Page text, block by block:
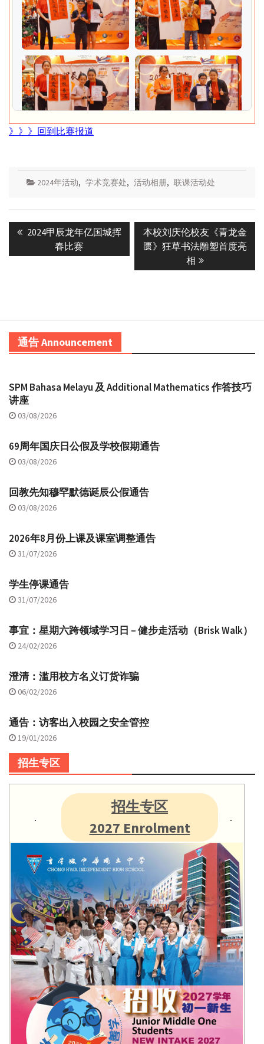
》》》回到比赛报道
2024年活动, 学术竞赛处, 活动相册, 联课活动处
navigation
Previous
2024甲辰龙年亿国城挥
春比赛
Next
post:
本校刘庆伦校友《青龙金
匮》狂草书法雕塑首度亮
相
通告 Announcement
SPM Bahasa Melayu 及 Additional Mathematics 作答技巧
讲座
03/08/2026
69周年国庆日公假及学校假期通告
03/08/2026
回教先知穆罕默德诞辰公假通告
03/08/2026
2026年8月份上课及课室调整通告
31/07/2026
学生停课通告
31/07/2026
事宜：星期六跨领域学习日 – 健步走活动（Brisk Walk）
24/02/2026
澄清：滥用校方名义订货诈骗
06/02/2026
通告：访客出入校园之安全管控
19/01/2026
招生专区
招生专区
2027 Enrolment